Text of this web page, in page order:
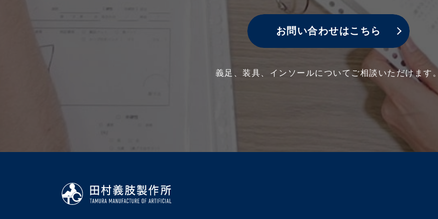
お問い合わせはこちら
義足、装具、インソールについて ご相談いただけます